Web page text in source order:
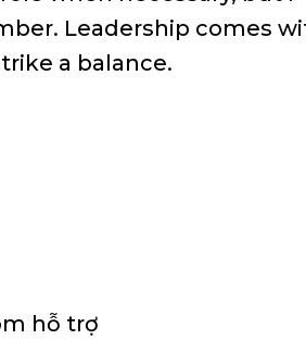
Leadership comes
a balance.
hỗ trợ